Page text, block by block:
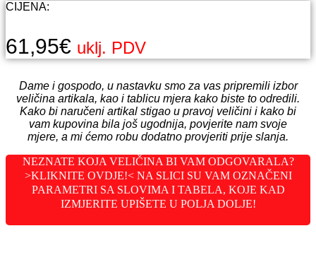
CIJENA:
61,95€ uklj. PDV
Dame i gospodo, u nastavku smo za vas pripremili izbor
veličina artikala, kao i tablicu mjera kako biste to odredili.
Kako bi naručeni artikal stigao u pravoj veličini i kako bi
vam kupovina bila još ugodnija, povjerite nam svoje
mjere, a mi ćemo robu dodatno provjeriti prije slanja.
NEZNATE KOJA VELIČINA BI VAM ODGOVARALA?
>KLIKNITE OVDJE!< NA SLICI SU VAM OZNAČENI
PARAMETRI SA SLOVIMA I TABELA, KOJE KAD
IZMJERITE UPIŠETE U POLJA DOLJE!